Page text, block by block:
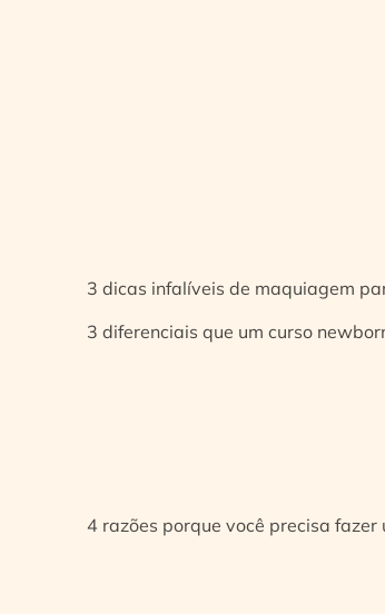
3 dicas infalíveis de maquiagem
3 diferenciais que um curso
4 razões porque você precisa